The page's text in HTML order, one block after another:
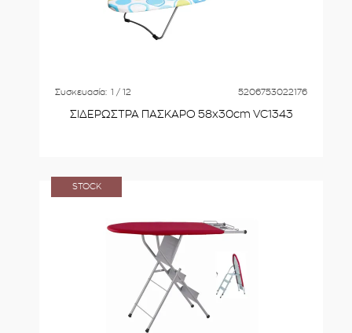
Συσκευασία: 1 / 12 5206753022176
ΣΙΔΕΡΩΣΤΡΑ ΠΑΣΚΑΡΟ 58x30cm VC1343
STOCK